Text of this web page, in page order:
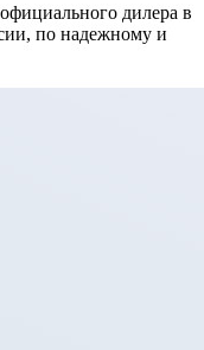
дилера в
по надежному и